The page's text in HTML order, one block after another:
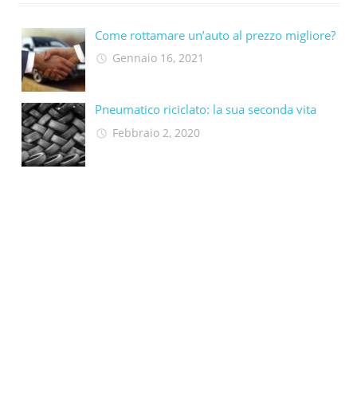
Come rottamare un’auto al prezzo migliore?
Gennaio 16, 2021
Pneumatico riciclato: la sua seconda vita​
Febbraio 2, 2020